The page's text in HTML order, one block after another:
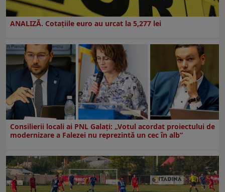
ANALIZĂ. Cotațiile euro au urcat la 5,277 lei
Consilierii locali ai PNL Galaţi: „Votul acordat proiectului de
modernizare a Falezei nu reprezintă un cec în alb”